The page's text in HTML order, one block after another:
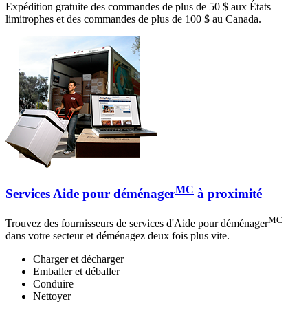
Expédition gratuite des commandes de plus de 50 $ aux États
limitrophes et des commandes de plus de 100 $ au Canada.
Services Aide pour déménagerMC à proximité
Trouvez des fournisseurs de services d'Aide pour déménagerMC
dans votre secteur et déménagez deux fois plus vite.
Charger et décharger
Emballer et déballer
Conduire
Nettoyer